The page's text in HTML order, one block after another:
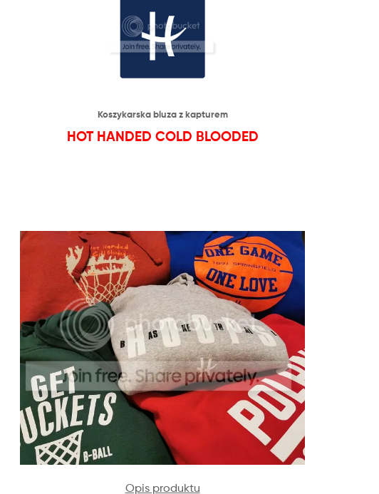
Koszykarska bluza z kapturem
HOT HANDED COLD BLOODED
Opis produktu